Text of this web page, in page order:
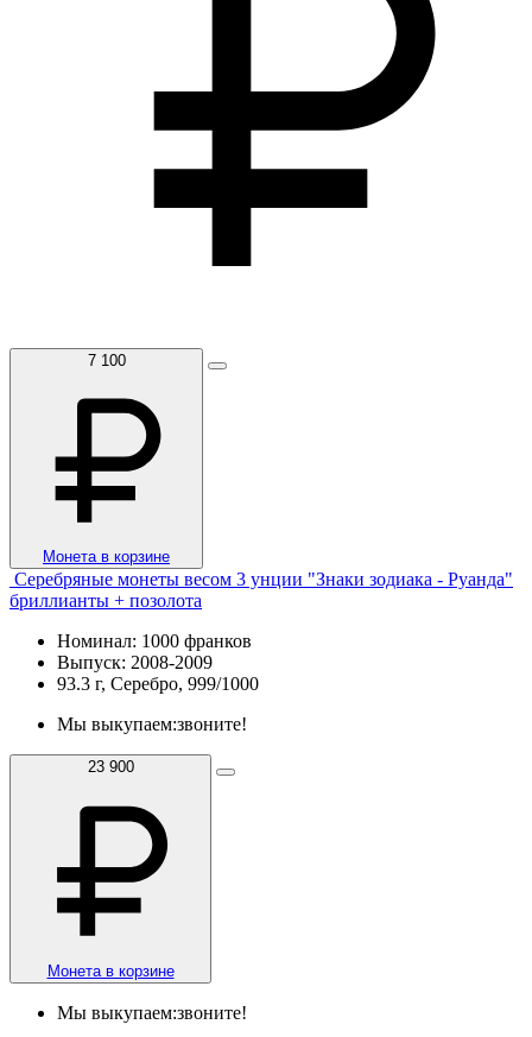
7 100
Монета в корзине
Серебряные монеты весом 3 унции "Знаки зодиака - Руанда"
бриллианты + позолота
Номинал: 1000 франков
Выпуск: 2008-2009
93.3 г, Серебро, 999/1000
Мы выкупаем:звоните!
23 900
Монета в корзине
Мы выкупаем:звоните!